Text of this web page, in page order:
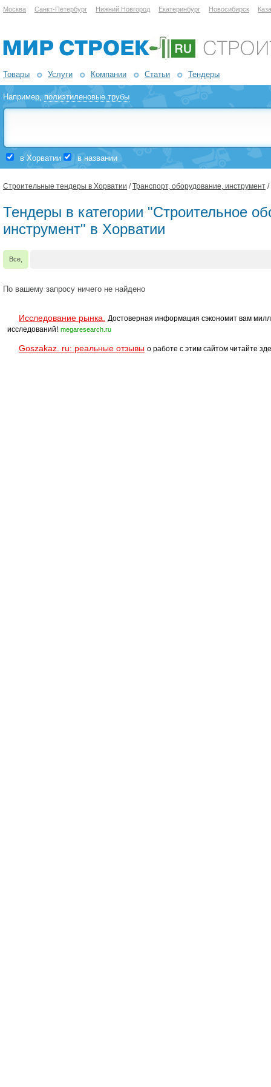
Москва Санкт-Петербург Нижний Новгород Екатеринбург Новосибирск
Товары Услуги Компании Статьи Тендеры
Например,полиэтиленовые трубы
в Хорватии в названии
Строительные тендеры в Хорватии /Транспорт, оборудование, инструмент /
Тендеры в категории "Строительное
инструмент" в Хорватии
Все,
По вашему запросу ничего не найдено
Исследование рынка.
Достоверная информация сэкономит вам
исследований! megaresearch.ru
Goszakaz. ru: реальные отзывы о работе с этим сайтом читайте